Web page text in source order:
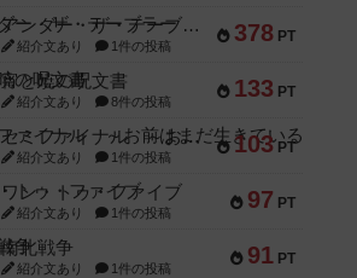
378 PT
アンダー・ザ・テーブラー
紹介文あり 1件の投稿
133 PT
宵と暁の呪文書
紹介文あり 8件の投稿
103 PT
セミファイナル ～お前はまだ生きている～
紹介文あり 1件の投稿
97 PT
ワン・トゥ・ファイブ
紹介文あり 1件の投稿
91 PT
南北戦争
紹介文あり 1件の投稿